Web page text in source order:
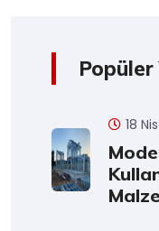
Popüler
18